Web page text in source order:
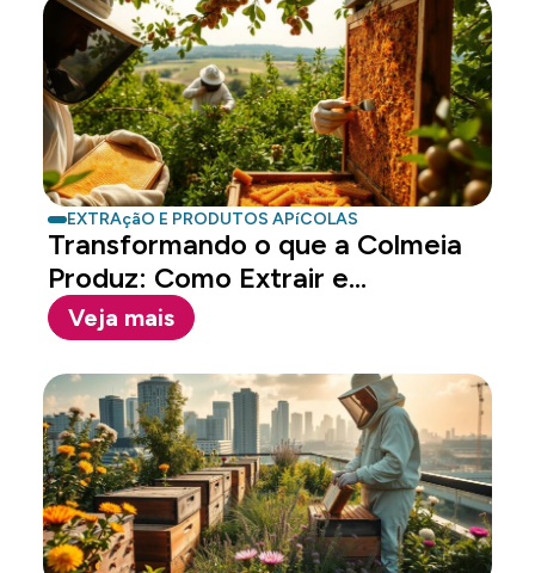
EXTRAçãO E PRODUTOS APíCOLAS
Transformando o que a Colmeia
Produz: Como Extrair e
Processar...
Veja mais